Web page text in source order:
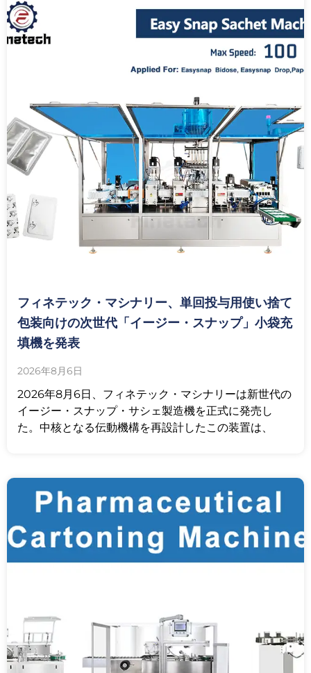
フィネテック・マシナリー、単回投与用使い捨て
包装向けの次世代「イージー・スナップ」小袋充
填機を発表
2026年8月6日
2026年8月6日、フィネテック・マシナリーは新世代の
イージー・スナップ・サシェ製造機を正式に発売し
た。中核となる伝動機構を再設計したこの装置は、